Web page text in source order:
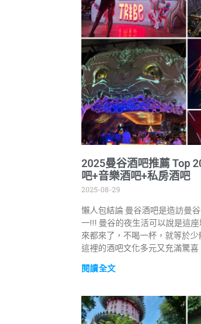
2025曼谷酒吧推薦 Top
吧+音樂酒吧+私房酒吧
2025-08-29
懶人包結論 曼谷酒吧是造訪曼
一!!! 曼谷的夜生活可以說是這
來都來了，不喝一杯，就等於少
這裡的酒吧文化多元又充滿驚
閱讀全文